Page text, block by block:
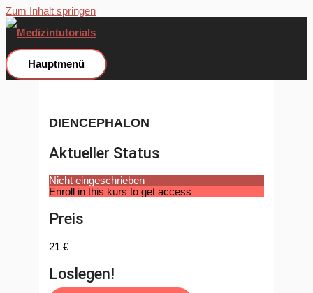
Zum Inhalt springen
Hauptmenü
DIENCEPHALON
Aktueller Status
Nicht eingeschrieben
Enroll in this kurs to get access
Preis
21 €
Loslegen!